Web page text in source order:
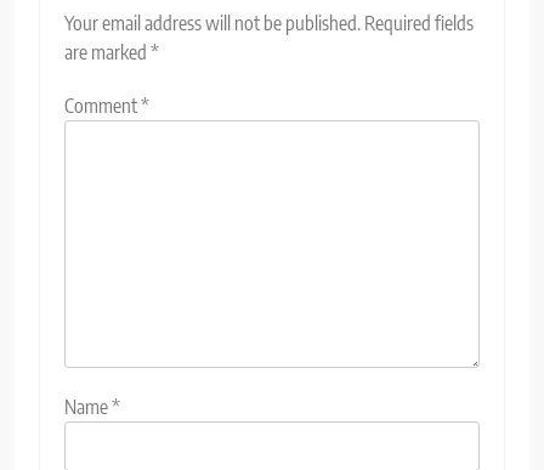
Your email address will not be published. Required fields
are marked *
Comment*
Name*